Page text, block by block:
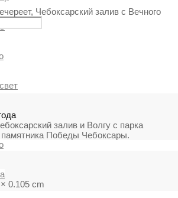
Чебоксарский залив с Вечного
залив и Волгу с парка
Победы Чебоксары.
0.105 cm